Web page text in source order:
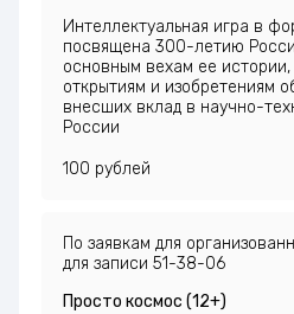
Интеллектуальная игра в
посвящена 300-летию
основным вехам ее
открытиям и изобретениям
внесших вклад в научно-
России
100 рублей
По заявкам для
для записи 51-38-06
Просто космос (12+)